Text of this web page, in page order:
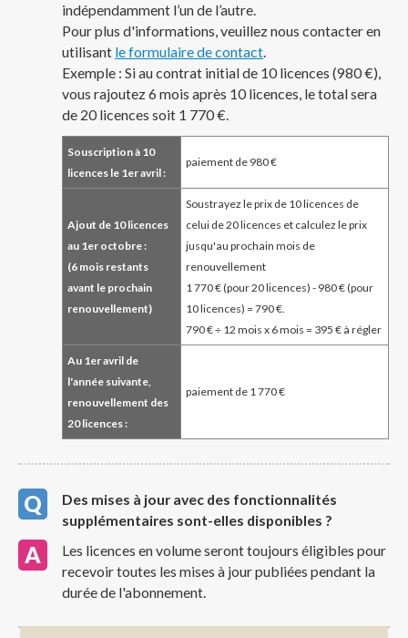
indépendamment l’un de l’autre.
Pour plus d'informations, veuillez nous contacter en
utilisant le formulaire de contact.
Exemple : Si au contrat initial de 10 licences (980 €),
vous rajoutez 6 mois après 10 licences, le total sera
de 20 licences soit 1 770 €.
Souscription à 10
licences le 1er avril :
paiement de 980 €
Ajout de 10 licences
au 1er octobre :
(6 mois restants
avant le prochain
renouvellement)
Soustrayez le prix de 10 licences de
celui de 20 licences et calculez le prix
jusqu'au prochain mois de
renouvellement
1 770 € (pour 20 licences) - 980 € (pour
10 licences) = 790 €.
790 € ÷ 12 mois x 6 mois = 395 € à régler
Au 1er avril de
l'année suivante,
renouvellement des
20 licences :
paiement de 1 770 €
Des mises à jour avec des fonctionnalités
supplémentaires sont-elles disponibles ?
Les licences en volume seront toujours éligibles pour
recevoir toutes les mises à jour publiées pendant la
durée de l'abonnement.